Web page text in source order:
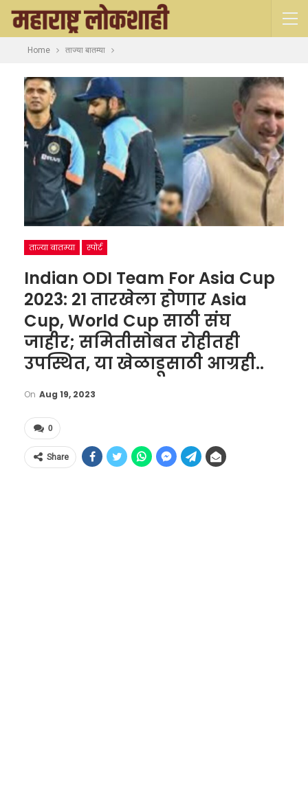
Home ताज्या बातम्या
ताज्या बातम्या स्पोर्ट
Indian ODI Team For Asia Cup
2023: 21 तारखेला होणार Asia
Cup, World Cup साठी संघ
जाहीर; समितीसोबत रोहीतही
उपस्थित, या खेळाडूसाठी आग्रही..
On Aug 19, 2023
0
Share